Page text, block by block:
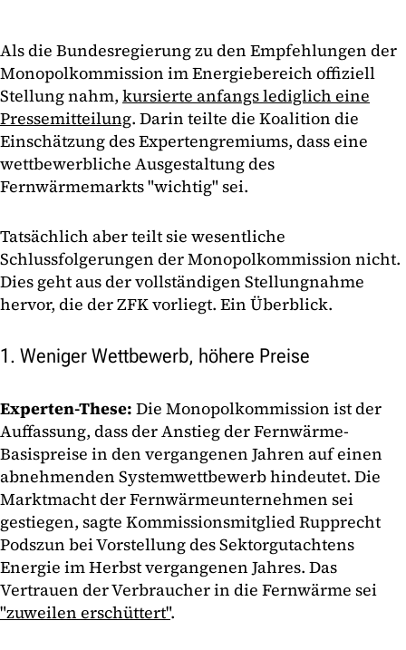
Als die Bundesregierung zu den Empfehlungen der
Monopolkommission im Energiebereich offiziell
Stellung nahm, kursierte anfangs lediglich eine
Pressemitteilung. Darin teilte die Koalition die
Einschätzung des Expertengremiums, dass eine
wettbewerbliche Ausgestaltung des
Fernwärmemarkts "wichtig" sei.
Tatsächlich aber teilt sie wesentliche
Schlussfolgerungen der Monopolkommission nicht.
Dies geht aus der vollständigen Stellungnahme
hervor, die der ZFK vorliegt. Ein Überblick.
1. Weniger Wettbewerb, höhere Preise
Experten-These: Die Monopolkommission ist der
Auffassung, dass der Anstieg der Fernwärme-
Basispreise in den vergangenen Jahren auf einen
abnehmenden Systemwettbewerb hindeutet. Die
Marktmacht der Fernwärmeunternehmen sei
gestiegen, sagte Kommissionsmitglied Rupprecht
Podszun bei Vorstellung des Sektorgutachtens
Energie im Herbst vergangenen Jahres. Das
Vertrauen der Verbraucher in die Fernwärme sei
"zuweilen erschüttert".